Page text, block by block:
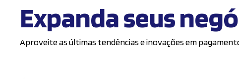
Expanda seus
Aproveite as últimas tendências e inovações em